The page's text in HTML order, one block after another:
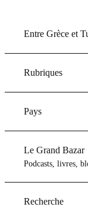
Entre Grèce et
Rubriques
Pays
Le Grand Bazar
Podcasts, livres,
Recherche